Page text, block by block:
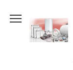
содержанию